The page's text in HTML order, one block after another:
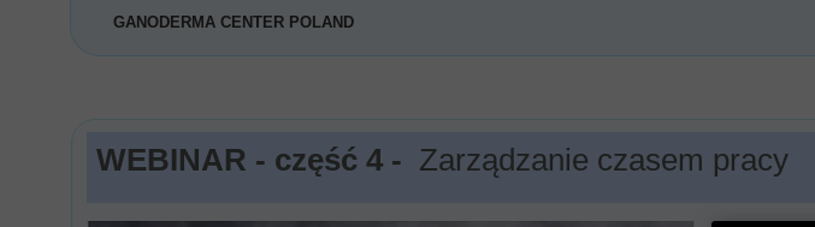
WEBINAR - część 4 - Zarządzanie czasem pracy
GANODERMA CENTER POLAND